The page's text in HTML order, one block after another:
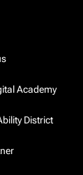
Academy
District